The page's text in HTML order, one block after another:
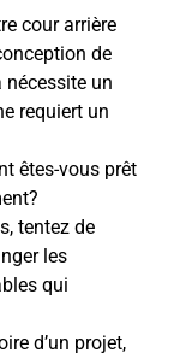
cour arrière
de
nécessite un
requiert un
êtes-vous prêt
tentez de
les
qui
d’un projet,